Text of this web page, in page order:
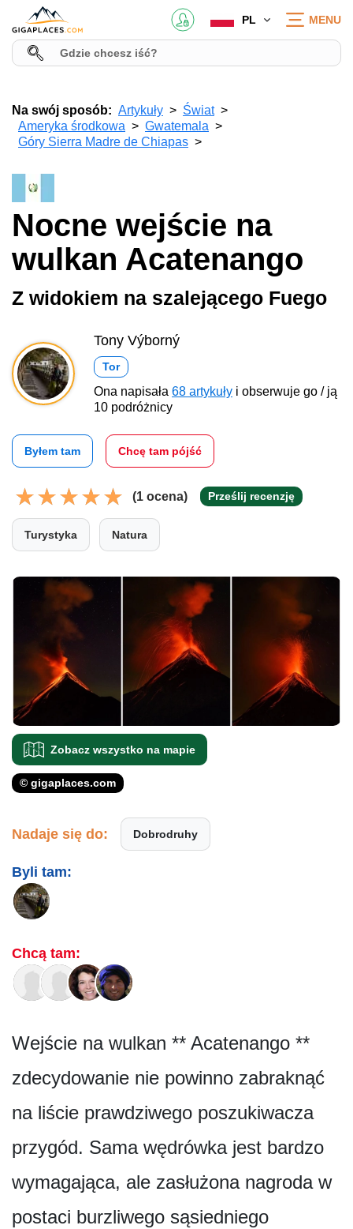
PL MENU
Na swój sposób: Artykuły
Świat
Ameryka środkowa
Gwatemala
Góry Sierra Madre de Chiapas
Nocne wejście na
wulkan Acatenango
Z widokiem na szalejącego Fuego
Tony Výborný
Tor
Ona napisała 68 artykuły i obserwuje go / ją
10 podróżnicy
Byłem tam Chcę tam pójść
(1 ocena) Prześlij recenzję
Turystyka Natura
Zobacz wszystko na mapie
© gigaplaces.com
Nadaje się do: Dobrodruhy
Byli tam:
Chcą tam:
Wejście na wulkan ** Acatenango **
zdecydowanie nie powinno zabraknąć
na liście prawdziwego poszukiwacza
przygód. Sama wędrówka jest bardzo
wymagająca, ale zasłużona nagroda w
postaci burzliwego sąsiedniego